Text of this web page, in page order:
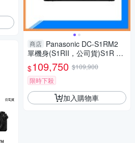
商店 Panasonic DC-S1RM2
單機身(S1RII，公司貨)S1R Ma
rk II S1R2
$109,750 $109,900
限時下殺
加入購物車